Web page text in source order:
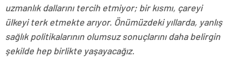
uzmanlık dallarını tercih etmiyor; bir kısmı, çareyi
ülkeyi terk etmekte arıyor. Önümüzdeki yıllarda, yanlış
sağlık politikalarının olumsuz sonuçlarını daha belirgin
şekilde hep birlikte yaşayacağız.